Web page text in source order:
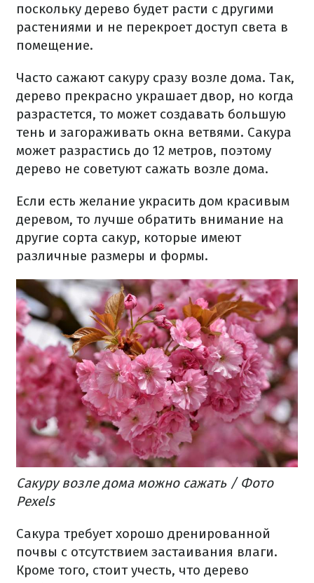
поскольку дерево будет расти с другими
растениями и не перекроет доступ света в
помещение.
Часто сажают сакуру сразу возле дома. Так,
дерево прекрасно украшает двор, но когда
разрастется, то может создавать большую
тень и загораживать окна ветвями. Сакура
может разрастись до 12 метров, поэтому
дерево не советуют сажать возле дома.
Если есть желание украсить дом красивым
деревом, то лучше обратить внимание на
другие сорта сакур, которые имеют
различные размеры и формы.
Сакуру возле дома можно сажать / Фото
Pexels
Сакура требует хорошо дренированной
почвы с отсутствием застаивания влаги.
Кроме того, стоит учесть, что дерево